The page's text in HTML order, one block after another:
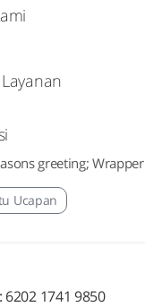
greeting; Wrapper
Ucapan
1741 9850